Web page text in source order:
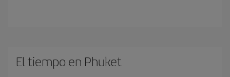
El tiempo en Phuket